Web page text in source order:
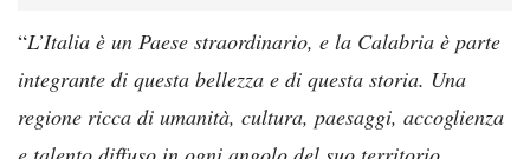
“L’Italia è un Paese straordinario, e la Calabria è parte
integrante di questa bellezza e di questa storia. Una
regione ricca di umanità, cultura, paesaggi, accoglienza